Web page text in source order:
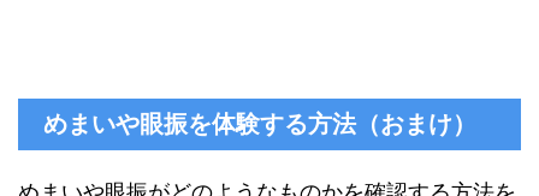
めまいや眼振を体験する方法（おまけ）